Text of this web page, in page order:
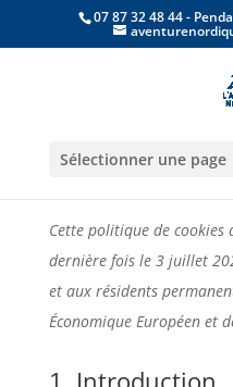
07 87 32 48 44 -
Sélectionner une page
Politique
Cette politique de
dernière fois le 3 juillet
et aux résidents
Économique Européen et
1. Introduction